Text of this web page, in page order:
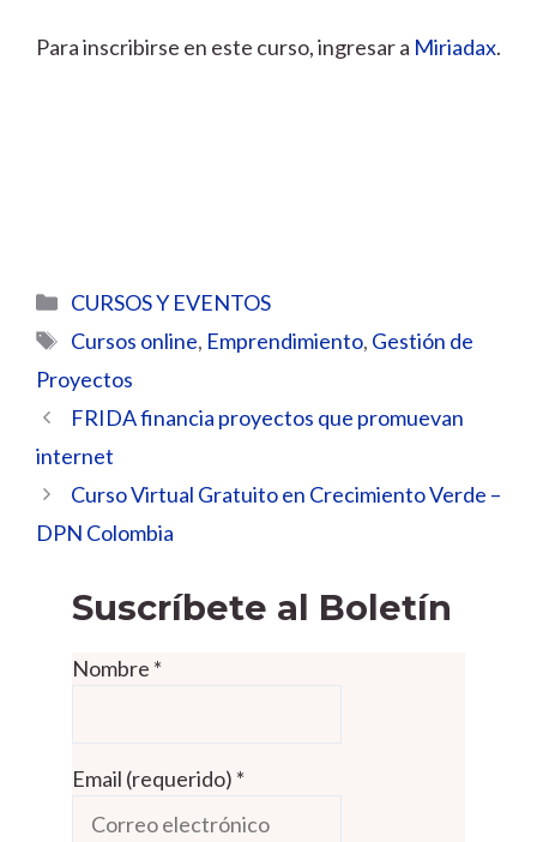
Para inscribirse en este curso, ingresar a Miriadax.
Categorías
CURSOS Y EVENTOS
Etiquetas
Cursos online, Emprendimiento, Gestión de
Proyectos
FRIDA financia proyectos que promuevan
internet
Curso Virtual Gratuito en Crecimiento Verde –
DPN Colombia
Suscríbete al Boletín
Nombre *
Email (requerido) *